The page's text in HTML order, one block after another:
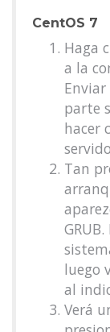
CentOS 7
Haga
a la
Enviar
parte
hacer
Tan
luego
al
Verá